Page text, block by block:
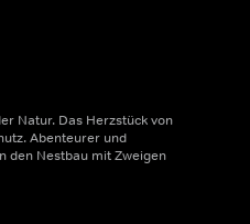
Natur. Das Herzstück von
Abenteurer und
den Nestbau mit Zweigen